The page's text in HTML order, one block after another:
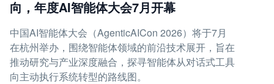
向，年度AI智能体大会7月开幕
中国AI智能体大会（AgenticAICon 2026）将于7月
在杭州举办，围绕智能体领域的前沿技术展开，旨在
推动研究与产业深度融合，探寻智能体从对话式工具
向主动执行系统转型的路线图。